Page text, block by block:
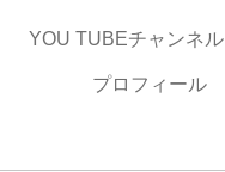
YOU TUBEチャンネル
プロフィール